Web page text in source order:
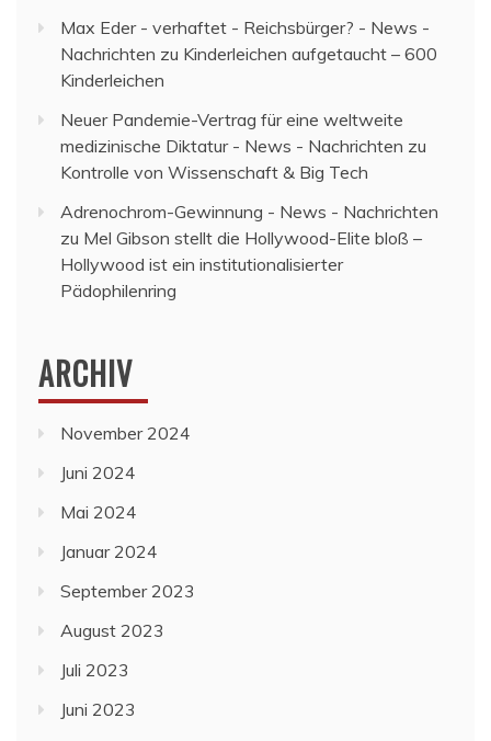
Max Eder - verhaftet - Reichsbürger? - News -
Nachrichten zu Kinderleichen aufgetaucht – 600
Kinderleichen
Neuer Pandemie-Vertrag für eine weltweite
medizinische Diktatur - News - Nachrichten zu
Kontrolle von Wissenschaft & Big Tech
Adrenochrom-Gewinnung - News - Nachrichten
zu Mel Gibson stellt die Hollywood-Elite bloß –
Hollywood ist ein institutionalisierter
Pädophilenring
ARCHIV
November 2024
Juni 2024
Mai 2024
Januar 2024
September 2023
August 2023
Juli 2023
Juni 2023